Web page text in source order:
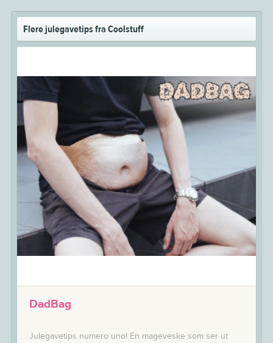
Flere julegavetips fra Coolstuff
DadBag
Julegavetips numero uno! En mageveske som ser ut